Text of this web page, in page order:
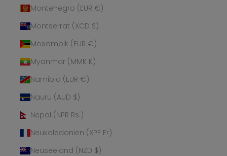
Montenegro (EUR €)
Montserrat (XCD $)
Mosambik (EUR €)
Myanmar (MMK K)
Namibia (EUR €)
Nauru (AUD $)
Nepal (NPR Rs.)
Neukaledonien (XPF Fr)
Neuseeland (NZD $)